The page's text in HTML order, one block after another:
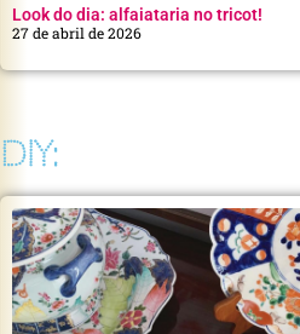
Look do dia: alfaiataria no tricot!
27 de abril de 2026
DIY: